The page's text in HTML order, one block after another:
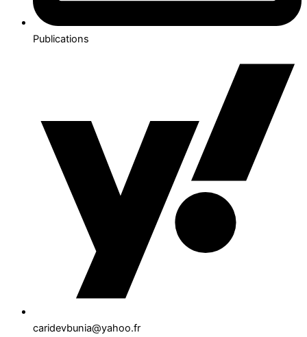
Publications
caridevbunia@yahoo.fr